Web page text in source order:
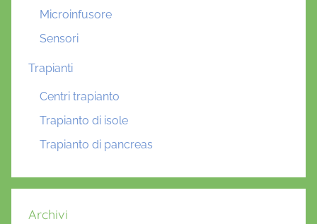
Microinfusore
Sensori
Trapianti
Centri trapianto
Trapianto di isole
Trapianto di pancreas
Archivi